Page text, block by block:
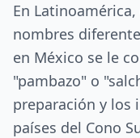
En
nombres
en México se le
"pambazo" o
preparación y los
países del Cono